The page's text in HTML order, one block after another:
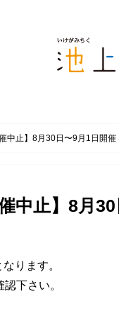
中止】8月30日〜9月1日開
中止】8月
ります。
認下さい。